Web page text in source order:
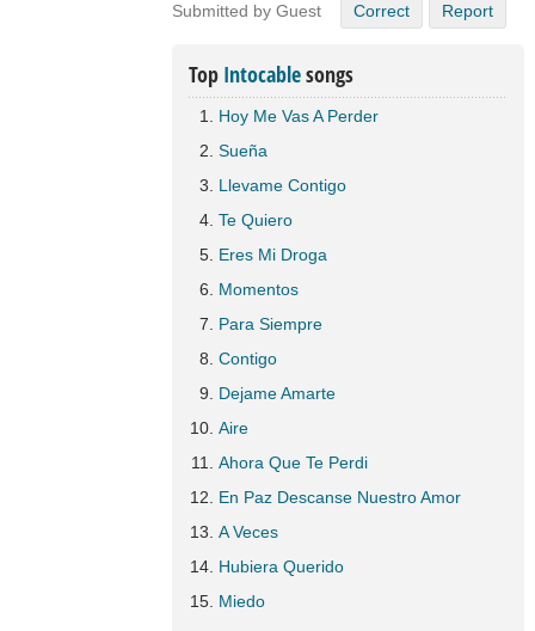
Submitted by Guest Correct Report
Top Intocablesongs
Hoy Me Vas A Perder
Sueña
Llevame Contigo
Te Quiero
Eres Mi Droga
Momentos
Para Siempre
Contigo
Dejame Amarte
Aire
Ahora Que Te Perdi
En Paz Descanse Nuestro Amor
A Veces
Hubiera Querido
Miedo